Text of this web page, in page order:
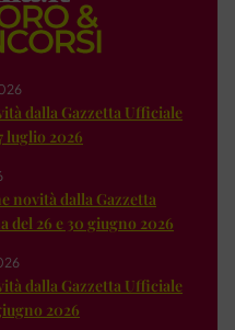
dalla Gazzetta Ufficiale
luglio 2026
novità dalla Gazzetta
del 26 e 30 giugno 2026
dalla Gazzetta Ufficiale
2026